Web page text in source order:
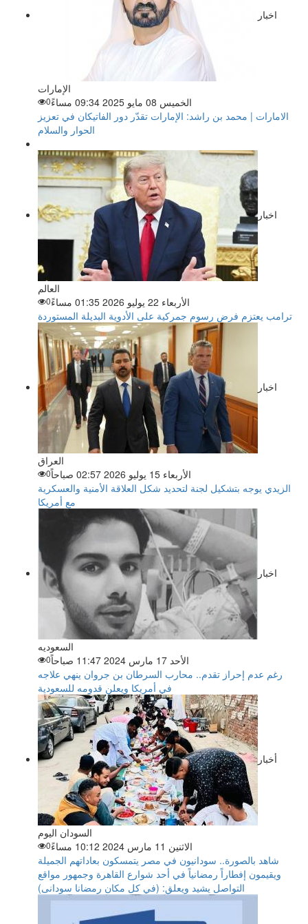
اخبار
الإمارات
الخميس 08 مايو 2025 09:34 مساءً
0
الامارات | محمد بن راشد: الإمارات تقدّر دور الفاتيكان في تعزيز
الحوار والسلام
اخبار
العالم
الأربعاء 22 يوليو 2026 01:35 مساءً
0
ترامب يعتزم فرض رسوم جمركية على الأدوية البديلة المستوردة
اخبار
العراق
الأربعاء 15 يوليو 2026 02:57 صباحاً
0
الزيدي يوجه بتشكيل لجنة لتحديد شكل العلاقة الأمنية والعسكرية
مع أمريكا
اخبار
السعوديه
الأحد 17 مارس 2024 11:47 صباحاً
0
رغم عدم إحراز تقدم.. محارب السرطان بن جروان ينهي علاجه
في أمريكا ويعلن قدومه للسعودية
أخبار
السودان اليوم
الاثنين 11 مارس 2024 10:12 مساءً
0
شاهد بالصورة.. سودانيون في مصر يتمسكون بعاداتهم الجميلة
ويقيمون إفطاراً رمضانياً في أحد شوارع القاهرة وجمهور مواقع
التواصل يشيد ويعلق: (في كل مكان رمضانا سودانى)